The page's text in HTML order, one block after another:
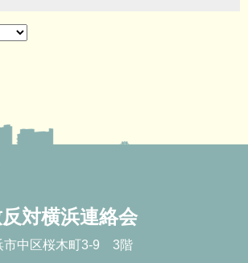
対横浜連絡会
市中区桜木町3-9 3階